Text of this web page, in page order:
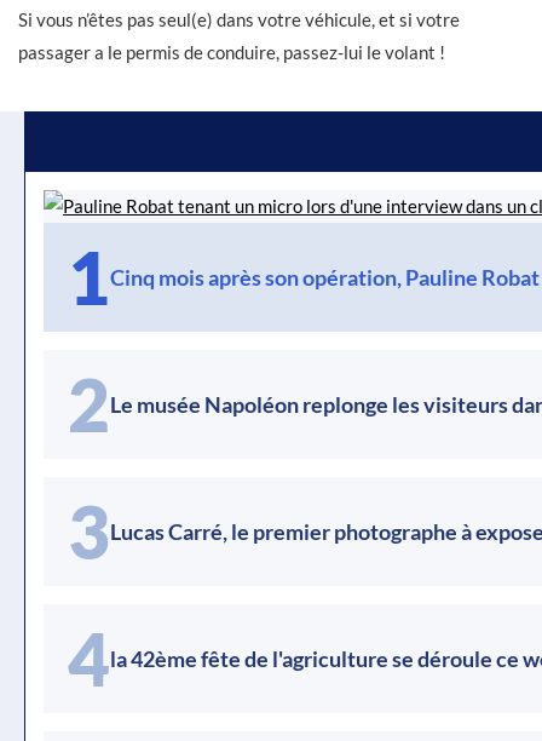
Si vous n’êtes pas seul(e) dans votre véhicule, et si votre
passager a le permis de conduire, passez-lui le volant !
1Cinq mois après son opération, Pauline
2Le musée Napoléon replonge les visiteurs
3Lucas Carré, le premier photographe à
4la 42ème fête de l'agriculture se déroule ce